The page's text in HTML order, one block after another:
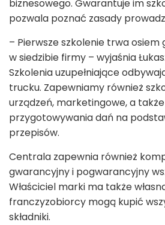
biznesowego. Gwarantuje im
pozwala poznać zasady
– Pierwsze szkolenie trwa osiem
w siedzibie firmy – wyjaśnia
Szkolenia uzupełniające
trucku. Zapewniamy również
urządzeń, marketingowe, a
przygotowywania dań na
przepisów.
Centrala zapewnia również
gwarancyjny i pogwarancyjny
Właściciel marki ma także
franczyzobiorcy mogą kupić
składniki.